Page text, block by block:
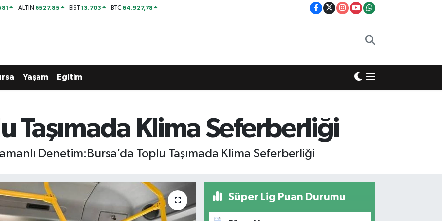
ALTIN 6527.85 BİST13.703 BTC 64.927,78
Yaşam Eğitim
Taşımada Klima Seferberliği
Denetim:Bursa’da Toplu Taşımada Klima Seferberliği
Süper Lig Puan Durumu